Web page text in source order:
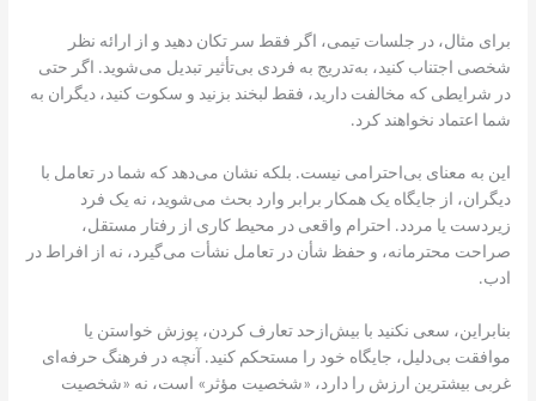
برای مثال، در جلسات تیمی، اگر فقط سر تکان دهید و از ارائه نظر
شخصی اجتناب کنید، به‌تدریج به فردی بی‌تأثیر تبدیل می‌شوید. اگر حتی
در شرایطی که مخالفت دارید، فقط لبخند بزنید و سکوت کنید، دیگران به
شما اعتماد نخواهند کرد.
این به معنای بی‌احترامی نیست. بلکه نشان می‌دهد که شما در تعامل با
دیگران، از جایگاه یک همکار برابر وارد بحث می‌شوید، نه یک فرد
زیر‌دست یا مردد. احترام واقعی در محیط کاری از رفتار مستقل،
صراحت محترمانه، و حفظ شأن در تعامل نشأت می‌گیرد، نه از افراط در
ادب.
بنابراین، سعی نکنید با بیش‌ازحد تعارف کردن، پوزش خواستن یا
موافقت بی‌دلیل، جایگاه خود را مستحکم کنید. آنچه در فرهنگ حرفه‌ای
غربی بیشترین ارزش را دارد، «شخصیت مؤثر» است، نه «شخصیت